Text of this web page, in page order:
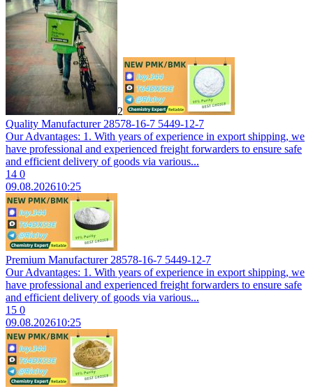
2
Quality Manufacturer 28578-16-7 5449-12-7
Our Advantages: 1. With years of experience in export shipping, we
have professional and experienced freight forwarders to ensure safe
and efficient delivery of goods via various...
14 0
09.08.202610:25
Premium Manufacturer 28578-16-7 5449-12-7
Our Advantages: 1. With years of experience in export shipping, we
have professional and experienced freight forwarders to ensure safe
and efficient delivery of goods via various...
15 0
09.08.202610:25